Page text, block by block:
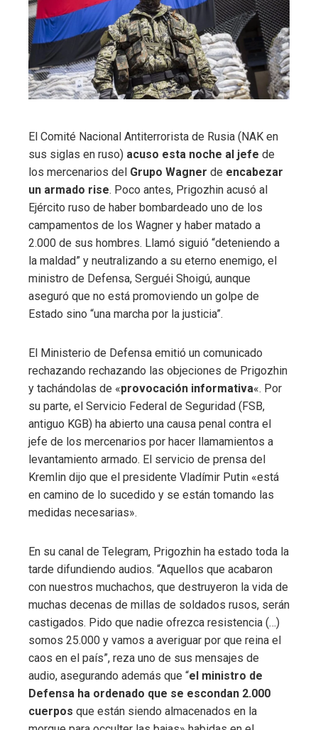
El Comité Nacional Antiterrorista de Rusia (NAK en
sus siglas en ruso) acuso esta noche al jefe de
los mercenarios del Grupo Wagner de encabezar
un armado rise. Poco antes, Prigozhin acusó al
Ejército ruso de haber bombardeado uno de los
campamentos de los Wagner y haber matado a
2.000 de sus hombres. Llamó siguió “deteniendo a
la maldad” y neutralizando a su eterno enemigo, el
ministro de Defensa, Serguéi Shoigú, aunque
aseguró que no está promoviendo un golpe de
Estado sino “una marcha por la justicia”.
El Ministerio de Defensa emitió un comunicado
rechazando rechazando las objeciones de Prigozhin
y tachándolas de «provocación informativa«. Por
su parte, el Servicio Federal de Seguridad (FSB,
antiguo KGB) ha abierto una causa penal contra el
jefe de los mercenarios por hacer llamamientos a
levantamiento armado. El servicio de prensa del
Kremlin dijo que el presidente Vladímir Putin «está
en camino de lo sucedido y se están tomando las
medidas necesarias».
En su canal de Telegram, Prigozhin ha estado toda la
tarde difundiendo audios. “Aquellos que acabaron
con nuestros muchachos, que destruyeron la vida de
muchas decenas de millas de soldados rusos, serán
castigados. Pido que nadie ofrezca resistencia (…)
somos 25.000 y vamos a averiguar por que reina el
caos en el país”, reza uno de sus mensajes de
audio, asegurando además que “el ministro de
Defensa ha ordenado que se escondan 2.000
cuerpos que están siendo almacenados en la